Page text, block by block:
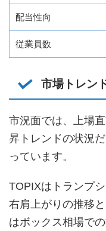
配当性向
従業員数
市場トレン
市況面では、上場
昇トレンドの状況
っています。
TOPIXはトランプ
右肩上がりの推移
はボックス相場で